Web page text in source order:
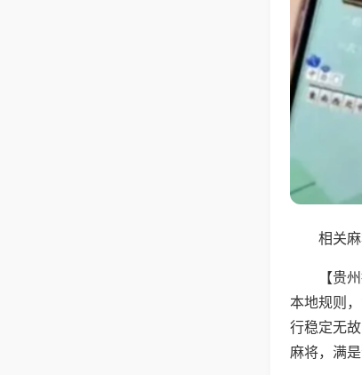
相关
【贵
本地规则
行稳定无
麻将，满